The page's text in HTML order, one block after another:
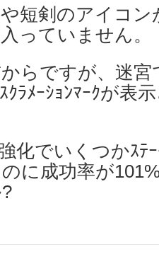
短剣のアイコ
っていません。
らですが、迷
ｸﾗﾒｰｼｮﾝﾏｰｸが表
化でいくつかｽﾃ
に成功率が